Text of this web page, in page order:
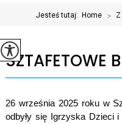
Jesteś tutaj: Home >
SZTAFETOWE
26 września 2025 roku w
odbyły się Igrzyska Dzieci